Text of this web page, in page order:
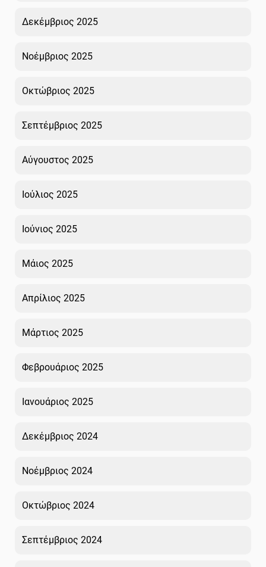
Δεκέμβριος 2025
Νοέμβριος 2025
Οκτώβριος 2025
Σεπτέμβριος 2025
Αύγουστος 2025
Ιούλιος 2025
Ιούνιος 2025
Μάιος 2025
Απρίλιος 2025
Μάρτιος 2025
Φεβρουάριος 2025
Ιανουάριος 2025
Δεκέμβριος 2024
Νοέμβριος 2024
Οκτώβριος 2024
Σεπτέμβριος 2024